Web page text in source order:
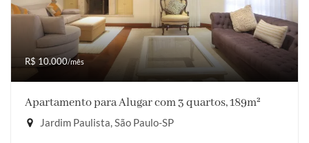
R$ 10.000/mês
Apartamento para Alugar com 3 quartos, 189m²
Jardim Paulista, São Paulo-SP